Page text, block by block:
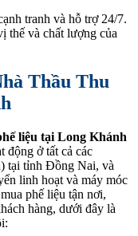
tranh và hỗ trợ 24/7.
thế và chất lượng của
Thầu Thu
liệu tại Long Khánh
động ở tất cả các
tại tỉnh Đồng Nai, và
linh hoạt và máy móc
phế liệu tận nơi,
hàng, dưới đây là